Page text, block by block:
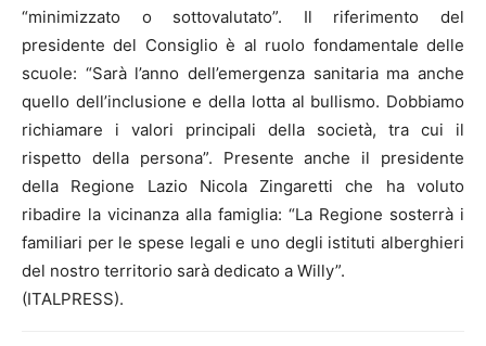
“minimizzato o sottovalutato”. Il riferimento del
presidente del Consiglio è al ruolo fondamentale delle
scuole: “Sarà l’anno dell’emergenza sanitaria ma anche
quello dell’inclusione e della lotta al bullismo. Dobbiamo
richiamare i valori principali della società, tra cui il
rispetto della persona”. Presente anche il presidente
della Regione Lazio Nicola Zingaretti che ha voluto
ribadire la vicinanza alla famiglia: “La Regione sosterrà i
familiari per le spese legali e uno degli istituti alberghieri
del nostro territorio sarà dedicato a Willy”.
(ITALPRESS).